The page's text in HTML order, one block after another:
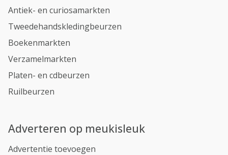
Antiek- en curiosamarkten
Tweedehandskledingbeurzen
Boekenmarkten
Verzamelmarkten
Platen- en cdbeurzen
Ruilbeurzen
Adverteren op meukisleuk
Advertentie toevoegen